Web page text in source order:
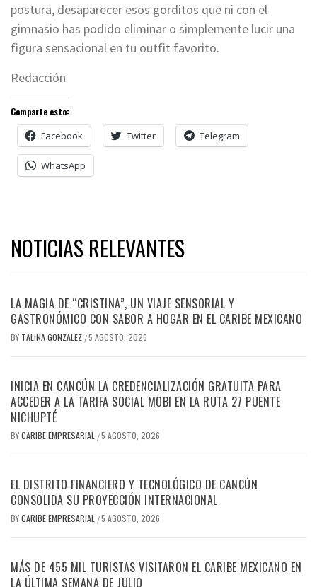
postura, desaparecer esos gorditos que ni con el
gimnasio has podido eliminar o simplemente lucir una
figura sensacional en tu outfit favorito.
Redacción
Comparte esto:
Facebook Twitter Telegram
WhatsApp
NOTICIAS RELEVANTES
LA MAGIA DE “CRISTINA”, UN VIAJE SENSORIAL Y
GASTRONÓMICO CON SABOR A HOGAR EN EL CARIBE MEXICANO
BY TALINA GONZALEZ /5 AGOSTO, 2026
INICIA EN CANCÚN LA CREDENCIALIZACIÓN GRATUITA PARA
ACCEDER A LA TARIFA SOCIAL MOBI EN LA RUTA 27 PUENTE
NICHUPTÉ
BYCARIBE EMPRESARIAL /5 AGOSTO, 2026
EL DISTRITO FINANCIERO Y TECNOLÓGICO DE CANCÚN
CONSOLIDA SU PROYECCIÓN INTERNACIONAL
BYCARIBE EMPRESARIAL /5 AGOSTO, 2026
MÁS DE 455 MIL TURISTAS VISITARON EL CARIBE MEXICANO EN
LA ÚLTIMA SEMANA DE JULIO